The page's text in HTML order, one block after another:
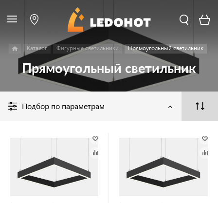
Каталог Фигурные светильники Прямоугольный светильник
Прямоугольный светильник
Подбор по параметрам